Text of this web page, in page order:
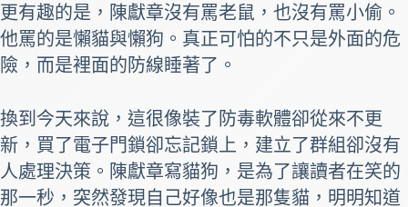
更有趣的是，陳獻章沒有罵老鼠，也沒有罵小偷。
他罵的是懶貓與懶狗。真正可怕的不只是外面的危
險，而是裡面的防線睡著了。
換到今天來說，這很像裝了防毒軟體卻從來不更
新，買了電子門鎖卻忘記鎖上，建立了群組卻沒有
人處理決策。陳獻章寫貓狗，是為了讓讀者在笑的
那一秒，突然發現自己好像也是那隻貓，明明知道